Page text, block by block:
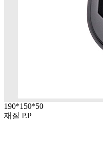
190*150*50
재질 P.P